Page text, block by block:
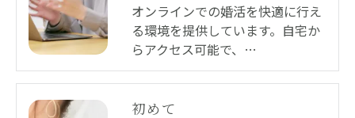
オンラインでの婚活を快適に行え
る環境を提供しています。自宅か
らアクセス可能で、…
初めて